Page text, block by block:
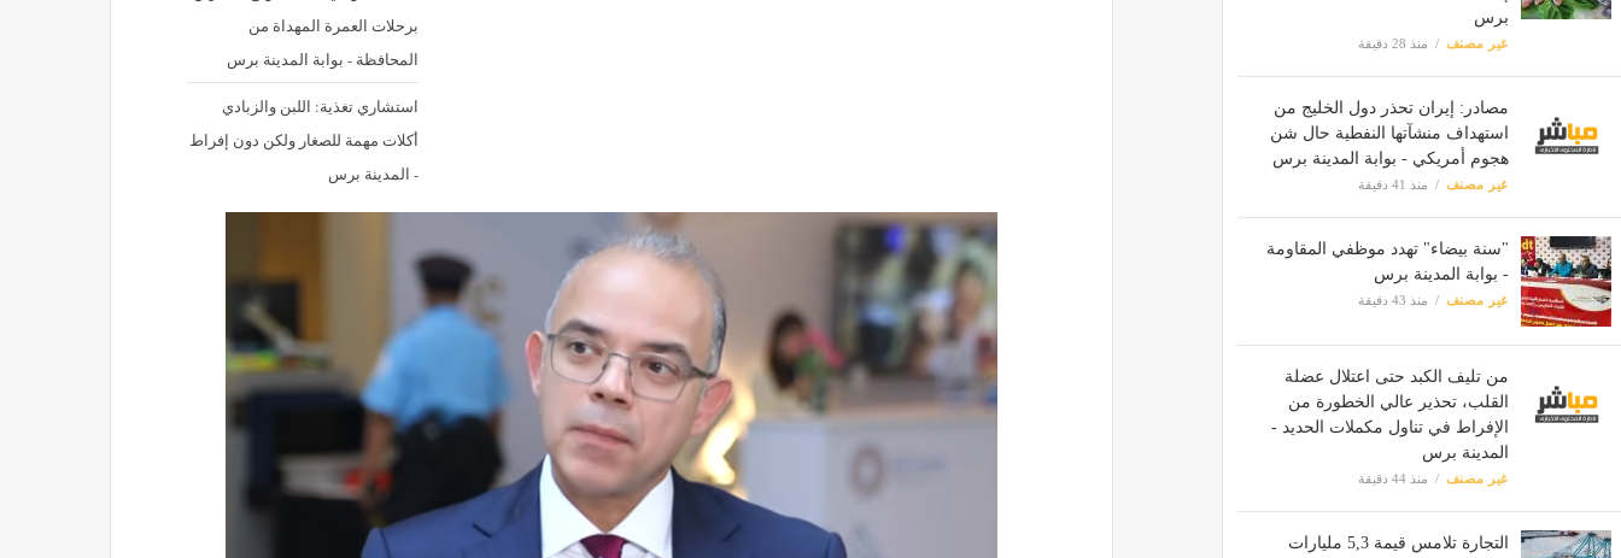
برس
غير مصنف منذ 28 دقيقة
مصادر: إيران تحذر دول الخليج من
استهداف منشآتها النفطية حال شن
هجوم أمريكي - بوابة المدينة برس
غير مصنف منذ 41 دقيقة
"سنة بيضاء" تهدد موظفي المقاومة
- بوابة المدينة برس
غير مصنف منذ 43 دقيقة
من تليف الكبد حتى اعتلال عضلة
القلب، تحذير عالي الخطورة من
الإفراط في تناول مكملات الحديد -
المدينة برس
غير مصنف منذ 44 دقيقة
التجارة تلامس قيمة 5,3 مليارات
برحلات العمرة المهداة من
المحافظة - بوابة المدينة برس
استشاري تغذية: اللبن والزبادي
أكلات مهمة للصغار ولكن دون إفراط
- المدينة برس